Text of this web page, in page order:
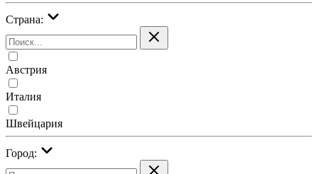
Страна:
Австрия
Италия
Швейцария
Город: